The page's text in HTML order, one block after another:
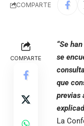
COMPARTE
COMPARTE
“Se
se
que
previas
La